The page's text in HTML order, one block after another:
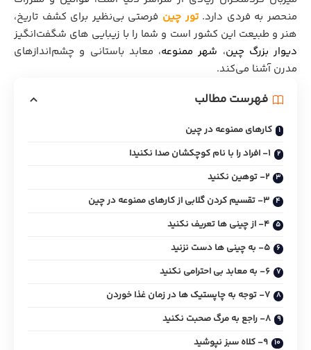
منحصر به ‌فردی دارد.تور چین فرصتی بی‌نظیر برای کشف تاریخ،
هنر و طبیعت این کشور است و شما را با زیبایی ‌های شگفت‌انگیز
دیوار بزرگ چین، شهر ممنوعه، معابد باستانی و چشم‌اندازهای
مدرن آشنا می‌کند.
فهرست مطالب
کارهای ممنوعه در چین
1- افراد را با نام کوچکشان صدا نکنید!
2- توهین نکنید
3- تقسیم کردن گلابی از کارهای ممنوعه در چین
4- از چینی ‌ها تعریف نکنید
5- به چینی‌ ها دست نزنید
6- به معابد بی‌ احترامی نکنید
7- توجه به چاپستیک ها در زمان غذا خوردن
۸- راجع به مرگ صحبت نکنید
۹- کلاه سبز نپوشید